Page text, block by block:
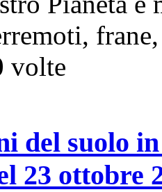
volte
del suolo
23 ottobre